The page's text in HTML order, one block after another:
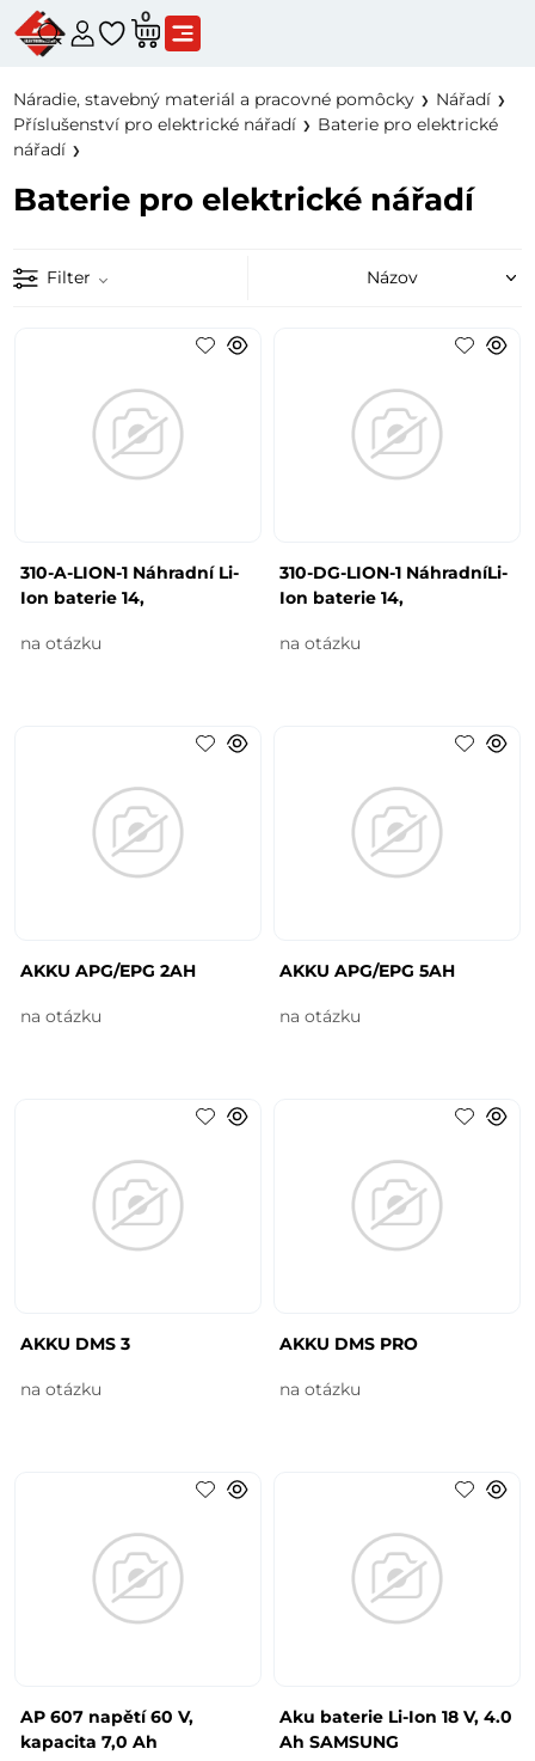
0
Náradie, stavebný materiál a pracovné pomôcky
Nářadí
Příslušenství pro elektrické nářadí
Baterie pro elektrické
nářadí
Baterie pro elektrické nářadí
Filter
310-A-LION-1 Náhradní Li-
Ion baterie 14,
na otázku
310-DG-LION-1 NáhradníLi-
Ion baterie 14,
na otázku
AKKU APG/EPG 2AH
na otázku
AKKU APG/EPG 5AH
na otázku
AKKU DMS 3
na otázku
AKKU DMS PRO
na otázku
AP 607 napětí 60 V,
kapacita 7,0 Ah
Aku baterie Li-Ion 18 V, 4.0
Ah SAMSUNG